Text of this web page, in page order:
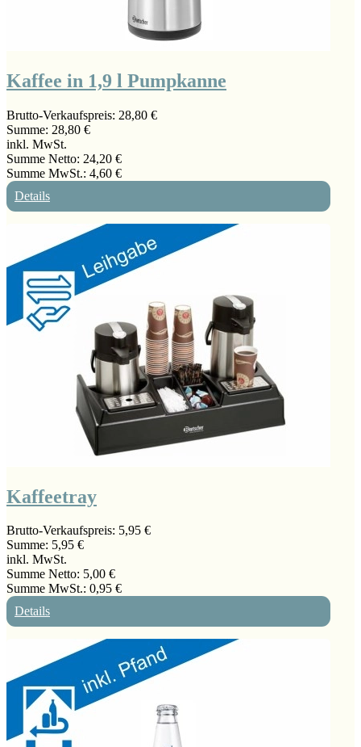
Kaffee in 1,9 l Pumpkanne
Brutto-Verkaufspreis: 28,80 €
Summe: 28,80 €
inkl. MwSt.
Summe Netto: 24,20 €
Summe MwSt.: 4,60 €
Details
Kaffeetray
Brutto-Verkaufspreis: 5,95 €
Summe: 5,95 €
inkl. MwSt.
Summe Netto: 5,00 €
Summe MwSt.: 0,95 €
Details